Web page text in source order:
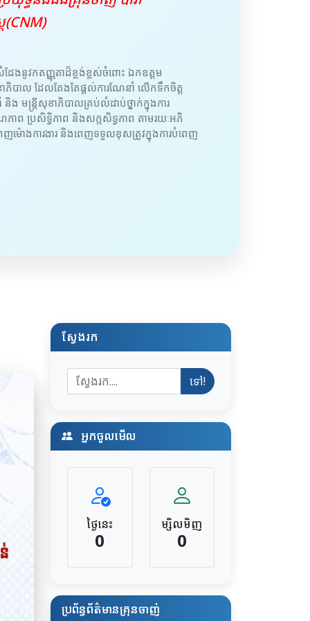
ងនូវកតញ្ញុតាដ៏ខ្ពង់ខ្ពស់ចំពោះ ឯកឧត្តម
ខាភិបាល ដែលតែងតែផ្តល់ការណែនាំ លើកទឹកចិត្ត
ង មន្ត្រីសុខាភិបាលគ្រប់លំដាប់ថ្នាក់ក្នុងការ
ាព ប្រសិទ្ធិភាព និងសក្កសិទ្ធភាព តាមរយៈអភិ
ញម៉ោងការងារ និងពេញទទួលខុសត្រូវក្នុងការបំពេញ
ស្វែងរក
ទៅ!
អ្នកចូលមើល
ថ្ងៃនេះ
0
ម្សិលមិញ
0
ប្រព័ន្ធព័ត៌មានគ្រុនចាញ់